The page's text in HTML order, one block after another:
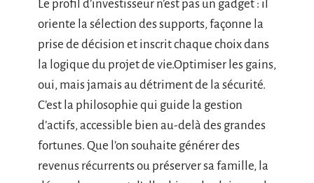
Le profil d’investisseur n’est pas un gadget : il
oriente la sélection des supports, façonne la
prise de décision et inscrit chaque choix dans
la logique du projet de vie.Optimiser les gains,
oui, mais jamais au détriment de la sécurité.
C’est la philosophie qui guide la gestion
d’actifs, accessible bien au-delà des grandes
fortunes. Que l’on souhaite générer des
revenus récurrents ou préserver sa famille, la